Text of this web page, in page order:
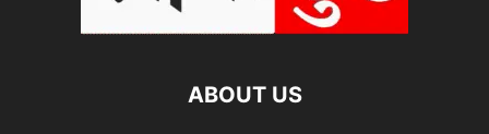
ABOUT US